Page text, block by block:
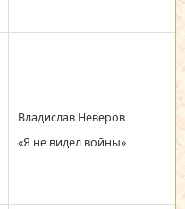
Владислав Неверов
«Я не видел войны»